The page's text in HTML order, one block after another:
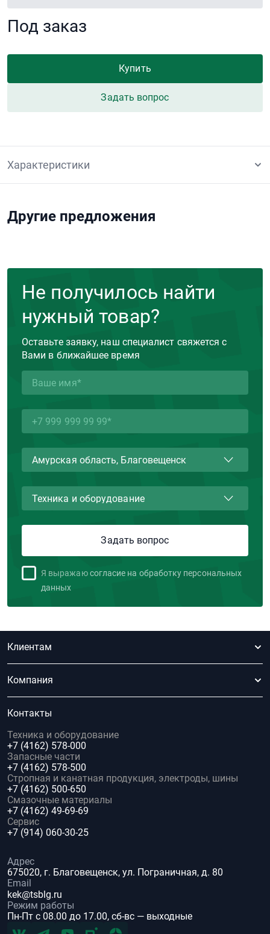
Под заказ
Купить
Задать вопрос
Характеристики
Другие предложения
Не получилось найти
нужный товар?
Оставьте заявку, наш специалист свяжется с
Вами в ближайшее время
Я выражаю согласие на обработку персональных
данных
Клиентам
Компания
Контакты
Техника и оборудование
+7 (4162) 578-000
Запасные части
+7 (4162) 578-500
Стропная и канатная продукция, электроды, шины
+7 (4162) 500-650
Смазочные материалы
+7 (4162) 49-69-69
Сервис
+7 (914) 060-30-25
Адрес
675020, г. Благовещенск, ул. Пограничная, д. 80
Email
kek@tsblg.ru
Режим работы
Пн-Пт с 08.00 до 17.00, сб-вс — выходные